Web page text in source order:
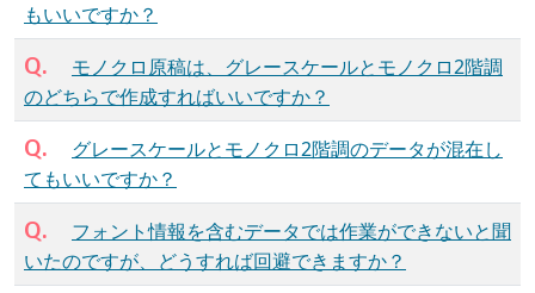
もいいですか？
Q.
モノクロ原稿は、グレースケールとモノクロ2階調
のどちらで作成すればいいですか？
Q.
グレースケールとモノクロ2階調のデータが混在し
てもいいですか？
Q.
フォント情報を含むデータでは作業ができないと聞
いたのですが、どうすれば回避できますか？